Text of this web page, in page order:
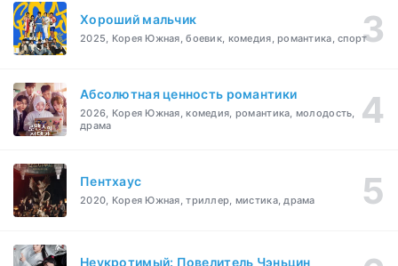
Хороший мальчик
2025, Корея Южная, боевик, комедия, романтика, спорт
Абсолютная ценность романтики
2026, Корея Южная, комедия, романтика, молодость,
драма
Пентхаус
2020, Корея Южная, триллер, мистика, драма
Неукротимый: Повелитель Чэньцин